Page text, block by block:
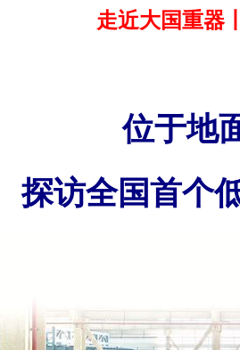
走近大国重器
位于地
探访全国首个